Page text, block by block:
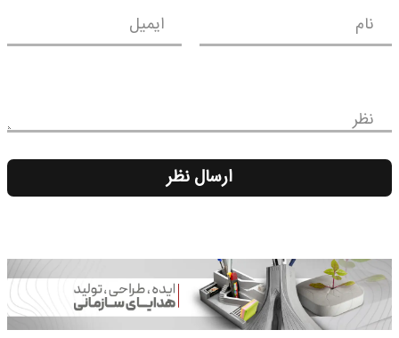
نام ایمیل
نظر
ارسال نظر